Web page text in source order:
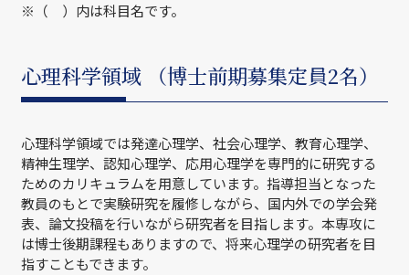
※（ ）内は科目名です。
心理科学領域 （博士前期募集定員2名）
心理科学領域では発達心理学、社会心理学、教育心理学、
精神生理学、認知心理学、応用心理学を専門的に研究する
ためのカリキュラムを用意しています。指導担当となった
教員のもとで実験研究を履修しながら、国内外での学会発
表、論文投稿を行いながら研究者を目指します。本専攻に
は博士後期課程もありますので、将来心理学の研究者を目
指すこともできます。